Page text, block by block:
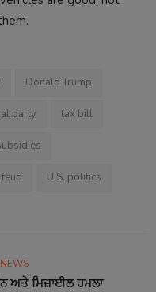
Donald Trump
party tax bill
U.S. politics
ਅਤੇ ਮਿਜ਼ਾਈਲ ਹਮਲਾ